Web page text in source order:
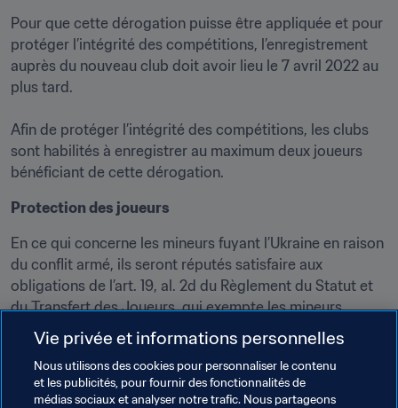
Pour que cette dérogation puisse être appliquée et pour
protéger l’intégrité des compétitions, l’enregistrement
auprès du nouveau club doit avoir lieu le 7 avril 2022 au
plus tard.
Afin de protéger l’intégrité des compétitions, les clubs
sont habilités à enregistrer au maximum deux joueurs
bénéficiant de cette dérogation.
Protection des joueurs
En ce qui concerne les mineurs fuyant l’Ukraine en raison
du conflit armé, ils seront réputés satisfaire aux
obligations de l’art. 19, al. 2d du Règlement du Statut et
du Transfert des Joueurs, qui exempte les mineurs
réfugiés de la règle empêchant les transferts
internationaux de joueurs de moins de 18 ans.
La FIFA tient à réitérer sa condamnation de l’intervention
Vie privée et informations personnelles
Nous utilisons des cookies pour personnaliser le contenu
et les publicités, pour fournir des fonctionnalités de
médias sociaux et analyser notre trafic. Nous partageons